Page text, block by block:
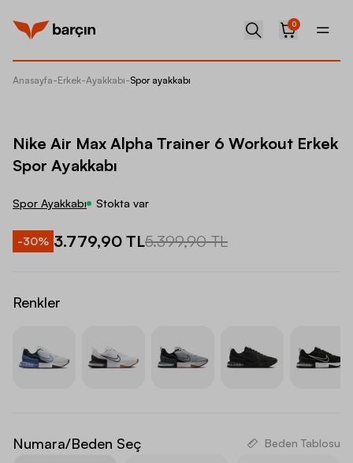
0
Anasayfa-Erkek-Ayakkabı-Spor ayakkabı
Nike Air Max Alpha Trainer 6 Workout Erkek
Spor Ayakkabı
Spor Ayakkabı Stokta var
-30% 3.779,90 TL5.399,90 TL
Renkler
Numara/Beden Seç Beden Tablosu